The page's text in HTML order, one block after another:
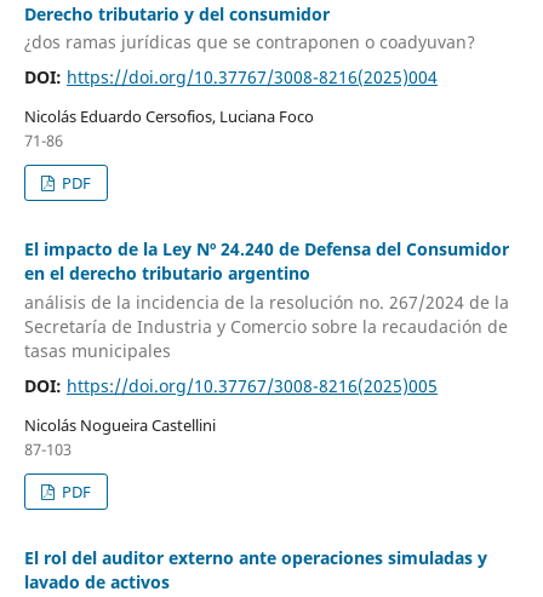
Derecho tributario y del consumidor
¿dos ramas jurídicas que se contraponen o coadyuvan?
DOI: https://doi.org/10.37767/3008-8216(2025)004
Nicolás Eduardo Cersofios, Luciana Foco
71-86
PDF
El impacto de la Ley Nº 24.240 de Defensa del Consumidor
en el derecho tributario argentino
análisis de la incidencia de la resolución no. 267/2024 de la
Secretaría de Industria y Comercio sobre la recaudación de
tasas municipales
DOI: https://doi.org/10.37767/3008-8216(2025)005
Nicolás Nogueira Castellini
87-103
PDF
El rol del auditor externo ante operaciones simuladas y
lavado de activos